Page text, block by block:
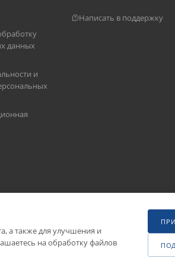
данных
и
Написать в поддержку
а также для улучшения и
на обработку файлов